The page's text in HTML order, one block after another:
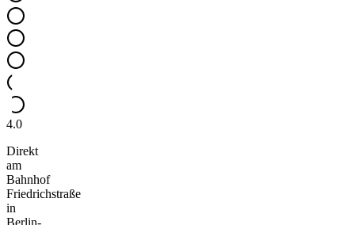
4.0
Direkt
am
Bahnhof
Friedrichstraße
in
Berlin-